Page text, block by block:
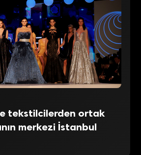
tekstilcilerden ortak
merkezi İstanbul